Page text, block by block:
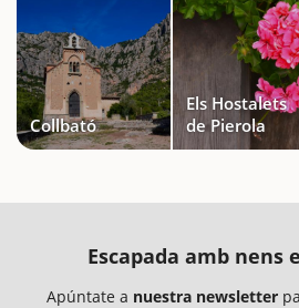
Collbató
Els Hostalets
de Pierola
Escapada amb nens
Apúntate a nuestra newsletter